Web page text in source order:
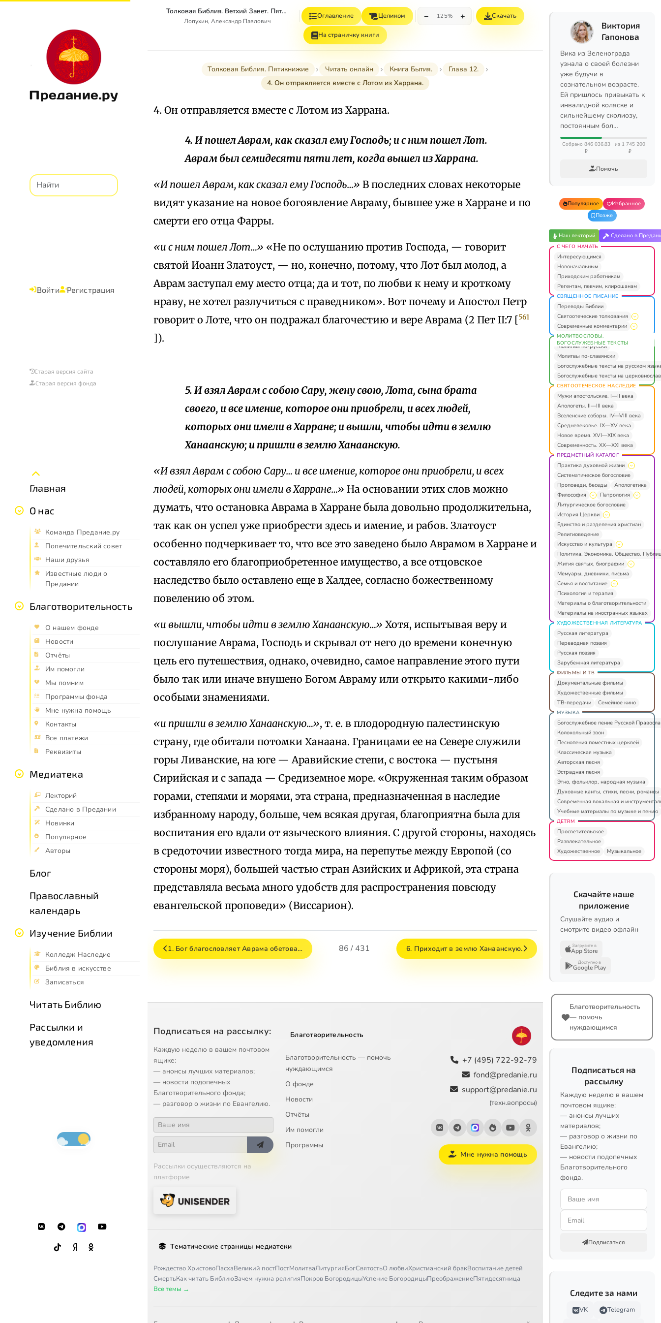
Предание.ру
Войти Регистрация
Старая версия сайта
Старая версия фонда
Главная
О нас
Команда Предание.ру
Попечительский совет
Наши друзья
Известные люди о
Предании
Благотворительность
О нашем фонде
Новости
Отчёты
Им помогли
Мы помним
Программы фонда
Мне нужна помощь
Контакты
Все платежи
Реквизиты
Медиатека
Лекторий
Сделано в Предании
Новинки
Популярное
Авторы
Блог
Православный
календарь
Изучение Библии
Колледж Наследие
Библия в искусстве
Записаться
Читать Библию
Рассылки и
уведомления
Толковая Библия. Ветхий Завет. Пятикнижие.
Лопухин, Александр Павлович
Оглавление Целиком − 125% + Скачать
На страничку книги
Толковая Библия. Пятикнижие Читать онлайн Книга Бытия.
Глава 12.
4. Он отправляется вместе с Лотом из Харрана.
4. Он отправляется вместе с Лотом из Харрана.
4. И пошел Аврам, как сказал ему Господь; и с ним пошел Лот.
Аврам был семидесяти пяти лет, когда вышел из Харрана.
«И пошел Аврам, как сказал ему Господь…» В последних словах некоторые
видят указание на новое богоявление Авраму, бывшее уже в Харране и по
смерти его отца Фарры.
«и с ним пошел Лот…» «Не по ослушанию против Господа, — говорит
святой Иоанн Златоуст, — но, конечно, потому, что Лот был молод, а
Аврам заступал ему место отца; да и тот, по любви к нему и кроткому
нраву, не хотел разлучиться с праведником». Вот почему и Апостол Петр
говорит о Лоте, что он подражал благочестию и вере Аврама (2 Пет II:7 [561
]).
5. И взял Аврам с собою Сару, жену свою, Лота, сына брата
своего, и все имение, которое они приобрели, и всех людей,
которых они имели в Харране; и вышли, чтобы идти в землю
Ханаанскую; и пришли в землю Ханаанскую.
«И взял Аврам с собою Сару… и все имение, которое они приобрели, и всех
людей, которых они имели в Харране…» На основании этих слов можно
думать, что остановка Аврама в Харране была довольно продолжительна,
так как он успел уже приобрести здесь и имение, и рабов. Златоуст
особенно подчеркивает то, что все это заведено было Аврамом в Харране и
составляло его благоприобретенное имущество, а все отцовское
наследство было оставлено еще в Халдее, согласно божественному
повелению об этом.
«и вышли, чтобы идти в землю Ханаанскую…» Хотя, испытывая веру и
послушание Аврама, Господь и скрывал от него до времени конечную
цель его путешествия, однако, очевидно, самое направление этого пути
было так или иначе внушено Богом Авраму или открыто какими-либо
особыми знамениями.
«и пришли в землю Ханаанскую…», т. е. в плодородную палестинскую
страну, где обитали потомки Ханаана. Границами ее на Севере служили
горы Ливанские, на юге — Аравийские степи, с востока — пустыня
Сирийская и с запада — Средиземное море. «Окруженная таким образом
горами, степями и морями, эта страна, предназначенная в наследие
избранному народу, больше, чем всякая другая, благоприятна была для
воспитания его вдали от языческого влияния. С другой стороны, находясь
в средоточии известного тогда мира, на перепутье между Европой (со
стороны моря), большей частью стран Азийских и Африкой, эта страна
представляла весьма много удобств для распространения повсюду
евангельской проповеди» (Виссарион).
1. Бог благословляет Аврама обетова… 86 / 431 6. Приходит в землю Ханаанскую.
Подписаться на рассылку:
Каждую неделю в вашем почтовом
ящике:
— анонсы лучших материалов;
— новости подопечных
Благотворительного фонда;
— разговор о жизни по Евангелию.
Рассылки осуществляются на
платформе
Благотворительность
Благотворительность — помочь
нуждающимся
О фонде
Новости
Отчёты
Им помогли
Программы
+7 (495) 722-92-79
fond@predanie.ru
support@predanie.ru
(техн.вопросы)
Мне нужна помощь
Тематические страницы медиатеки
Рождество ХристовоПасхаВеликий постПостМолитваЛитургияБогСвятостьО любвиХристианский бракВоспитание детей
СмертьКак читать БиблиюЗачем нужна религияПокров БогородицыУспение БогородицыПреображениеПятидесятница
Все темы →
Виктория
Гапонова
Вика из Зеленограда
узнала о своей болезни
уже будучи в
сознательном возрасте.
Ей пришлось привыкать к
инвалидной коляске и
сильнейшему сколиозу,
постоянным бол…
Собрано 846 036,83
₽
из 1 745 200
₽
Помочь
Популярное
Избранное
Позже
Наш лекторий Сделано в
С ЧЕГО НАЧАТЬ
Интересующимся
Новоначальным
Приходским работникам
Регентам, певчим, клирошанам
СВЯЩЕННОЕ ПИСАНИЕ
Переводы Библии
Святоотеческие толкования
Современные комментарии
МОЛИТВОСЛОВЫ.
БОГОСЛУЖЕБНЫЕ ТЕКСТЫ
Молитвы по-русски
Молитвы по-славянски
Богослужебные тексты на русском
Богослужебные тексты на
СВЯТООТЕЧЕСКОЕ НАСЛЕДИЕ
Мужи апостольские. I—II века
Апологеты. II—III века
Вселенские соборы. IV—VIII века
Средневековье. IX—XV века
Новое время. XVI—XIX века
Современность. XX—XXI века
ПРЕДМЕТНЫЙ КАТАЛОГ
Практика духовной жизни
Систематическое богословие
Проповеди, беседы
Апологетика
Философия
Патрология
Литургическое богословие
История Церкви
Единство и разделения христиан
Религиоведение
Искусство и культура
Политика. Экономика. Общество.
Жития святых, биографии
Мемуары, дневники, письма
Семья и воспитание
Психология и терапия
Материалы о благотворительности
Материалы на иностранных языках
ХУДОЖЕСТВЕННАЯ ЛИТЕРАТУРА
Русская литература
Переводная поэзия
Русская поэзия
Зарубежная литература
ФИЛЬМЫ И ТВ
Документальные фильмы
Художественные фильмы
ТВ-передачи
Семейное кино
МУЗЫКА
Богослужебное пение Русской
Колокольный звон
Песнопения поместных церквей
Классическая музыка
Авторская песня
Эстрадная песня
Этно, фольклор, народная музыка
Духовные канты, стихи, песни, романсы
Современная вокальная и
Учебные материалы по музыке и пению
ДЕТЯМ
Просветительское
Развлекательное
Художественное
Музыкальное
Скачайте наше
приложение
Слушайте аудио и
смотрите видео офлайн
Загрузите в
App Store
Доступно в
Google Play
Благотворительность
— помочь
нуждающимся
Подписаться на
рассылку
Каждую неделю в вашем
почтовом ящике:
— анонсы лучших
материалов;
— разговор о жизни по
Евангелию;
— новости подопечных
Благотворительного
фонда.
Подписаться
Следите за нами
VK
Telegram